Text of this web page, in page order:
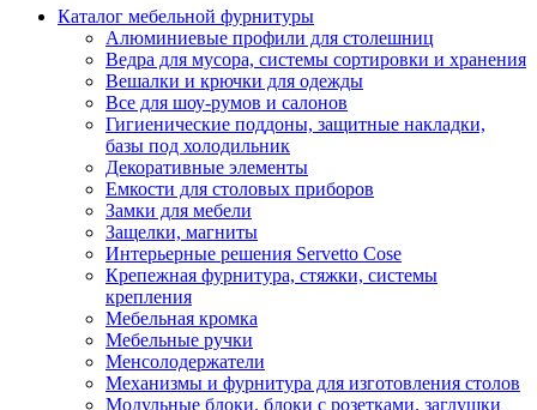
Каталог мебельной фурнитуры
Алюминиевые профили для столешниц
Ведра для мусора, системы сортировки и хранения
Вешалки и крючки для одежды
Все для шоу-румов и салонов
Гигиенические поддоны, защитные накладки,
базы под холодильник
Декоративные элементы
Емкости для столовых приборов
Замки для мебели
Защелки, магниты
Интерьерные решения Servetto Cose
Крепежная фурнитура, стяжки, системы
крепления
Мебельная кромка
Мебельные ручки
Менсолодержатели
Механизмы и фурнитура для изготовления столов
Модульные блоки, блоки с розетками, заглушки